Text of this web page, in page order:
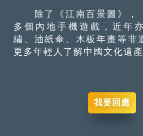
除了《江南百景圖》，
多個內地手機遊戲，近年
繡、油紙傘、木板年畫等非
更多年輕人了解中國文化遺產
我要回應